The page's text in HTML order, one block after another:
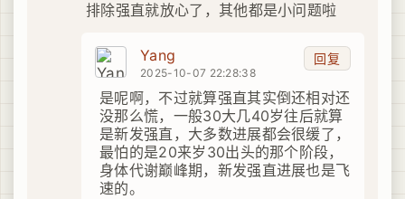
排除强直就放心了，其他都是小问题啦
回复
Yang
2025-10-07 22:28:38
是呢啊，不过就算强直其实倒还相对还
没那么慌，一般30大几40岁往后就算
是新发强直，大多数进展都会很缓了，
最怕的是20来岁30出头的那个阶段，
身体代谢巅峰期，新发强直进展也是飞
速的。